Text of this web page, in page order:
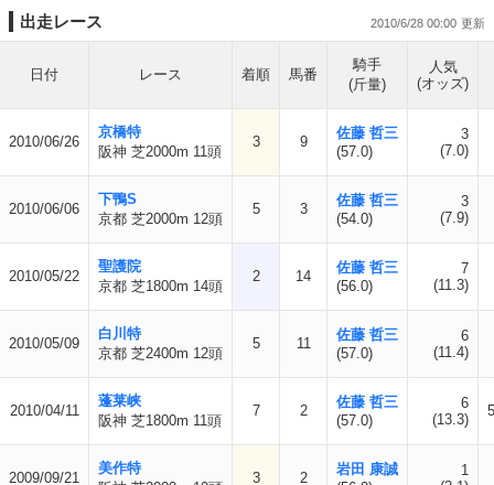
出走レース 2010/6/28 00:00
日付 レース 着順 馬番
騎手
(斤量)
人気
(オッズ)
2010/06/26
京橋特
阪神 芝2000m 11頭
3 9
佐藤 哲三
(57.0)
3
(7.0)
2010/06/06
下鴨S
京都 芝2000m 12頭
5 3
佐藤 哲三
(54.0)
3
(7.9)
2010/05/22
聖護院
京都 芝1800m 14頭
2 14
佐藤 哲三
(56.0)
7
(11.3)
2010/05/09
白川特
京都 芝2400m 12頭
5 11
佐藤 哲三
(57.0)
6
(11.4)
2010/04/11
蓬莱峡
阪神 芝1800m 11頭
7 2
佐藤 哲三
(57.0)
6
(13.3)
2009/09/21
美作特
3 2
岩田 康誠
1